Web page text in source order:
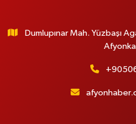
Dumlupınar Mah. Yüzbaşı